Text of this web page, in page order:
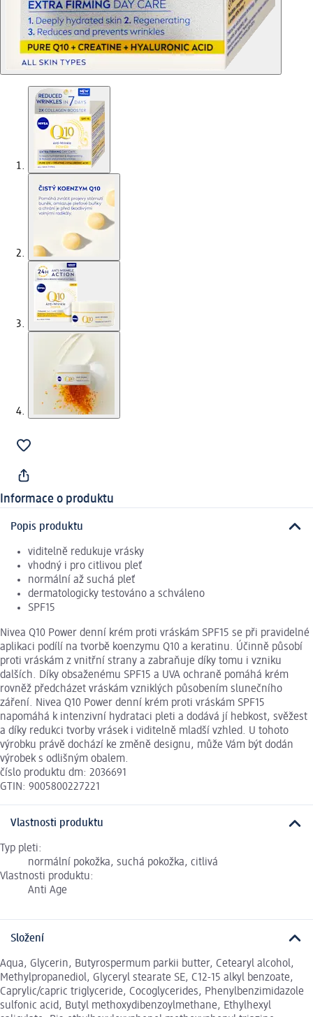
Informace o produktu
Popis produktu
viditelně redukuje vrásky
vhodný i pro citlivou pleť
normální až suchá pleť
dermatologicky testováno a schváleno
SPF15
Nivea Q10 Power denní krém proti vráskám SPF15 se při pravidelné
aplikaci podílí na tvorbě koenzymu Q10 a keratinu. Účinně působí
proti vráskám z vnitřní strany a zabraňuje díky tomu i vzniku
dalších. Díky obsaženému SPF15 a UVA ochraně pomáhá krém
rovněž předcházet vráskám vzniklých působením slunečního
záření. Nivea Q10 Power denní krém proti vráskám SPF15
napomáhá k intenzivní hydrataci pleti a dodává jí hebkost, svěžest
a díky redukci tvorby vrásek i viditelně mladší vzhled. U tohoto
výrobku právě dochází ke změně designu, může Vám být dodán
výrobek s odlišným obalem.
číslo produktu dm: 2036691
GTIN: 9005800227221
Vlastnosti produktu
Typ pleti:
normální pokožka, suchá pokožka, citlivá
Vlastnosti produktu:
Anti Age
Složení
Aqua, Glycerin, Butyrospermum parkii butter, Cetearyl alcohol,
Methylpropanediol, Glyceryl stearate SE, C12-15 alkyl benzoate,
Caprylic/capric triglyceride, Cocoglycerides, Phenylbenzimidazole
sulfonic acid, Butyl methoxydibenzoylmethane, Ethylhexyl